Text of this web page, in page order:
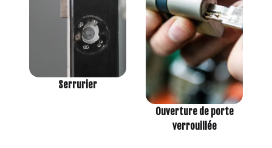
Serrurier
Ouverture de porte
verrouillée